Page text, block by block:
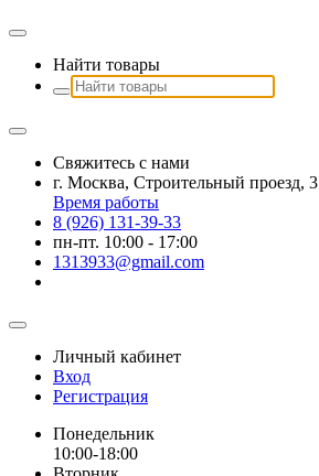
Найти товары
Свяжитесь с нами
г. Москва, Строительный проезд, 3
Время работы
8 (926) 131-39-33
пн-пт. 10:00 - 17:00
1313933@gmail.com
Личный кабинет
Вход
Регистрация
Понедельник
10:00-18:00